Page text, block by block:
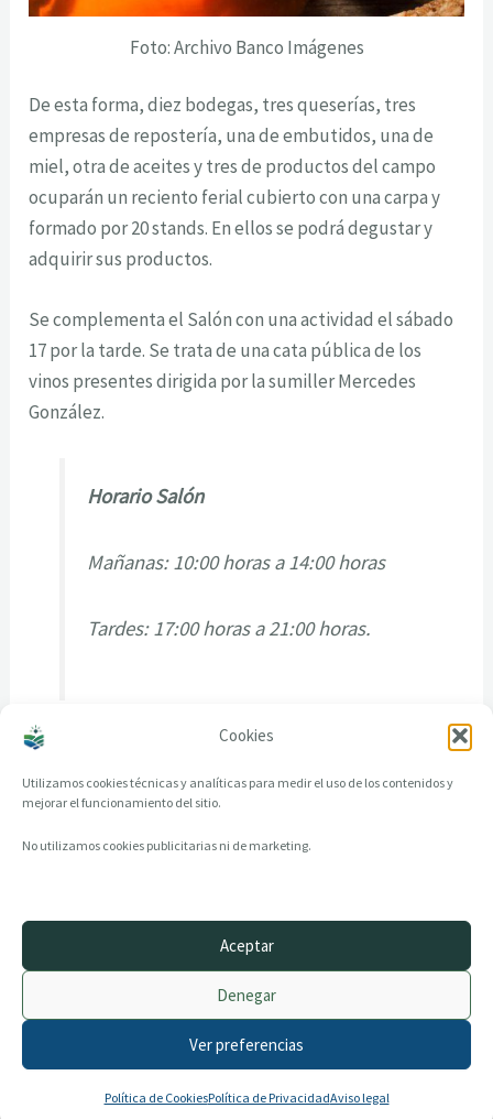
Cookies
Utilizamos cookies técnicas y analíticas para medir el uso de los contenidos y
mejorar el funcionamiento del sitio.
No utilizamos cookies publicitarias ni de marketing.
Aceptar
Denegar
Ver preferencias
Política de CookiesPolítica de PrivacidadAviso legal
Foto: Archivo Banco Imágenes
De esta forma, diez bodegas, tres queserías, tres
empresas de repostería, una de embutidos, una de
miel, otra de aceites y tres de productos del campo
ocuparán un reciento ferial cubierto con una carpa y
formado por 20 stands. En ellos se podrá degustar y
adquirir sus productos.
Se complementa el Salón con una actividad el sábado
17 por la tarde. Se trata de una cata pública de los
vinos presentes dirigida por la sumiller Mercedes
González.
Horario Salón
Mañanas: 10:00 horas a 14:00 horas
Tardes: 17:00 horas a 21:00 horas.
© 2014–2026 creandotuprovincia.es · Todos los derechos reservados
Política de Cookies
Archivo histórico